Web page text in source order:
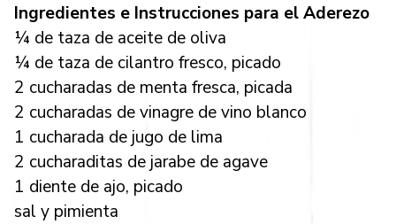
Ingredientes e Instrucciones para el Aderezo
¼ de taza de aceite de oliva
¼ de taza de cilantro fresco, picado
2 cucharadas de menta fresca, picada
2 cucharadas de vinagre de vino blanco
1 cucharada de jugo de lima
2 cucharaditas de jarabe de agave
1 diente de ajo, picado
sal y pimienta